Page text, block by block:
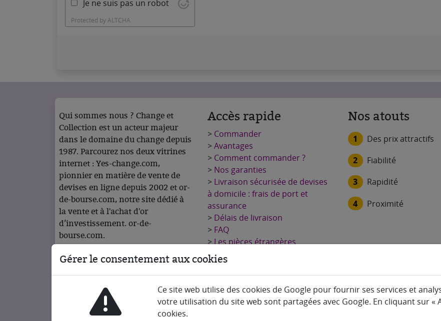
Je ne suis pas un robot
Protected byALTCHA
Qui sommes nous ? Change et
Collection est un acteur majeur
dans le domaine du change depuis
1987. Parcourez nos deux vitrines
internet : Yes-change.com,
pionnier en matière de vente de
devises en ligne depuis 2002 et or-
de-bourse.com, notre site dédié à
la vente et à l'achat d'or
d’investissement. or-de-
bourse.com.
Accès rapide
> Commander
>Avantages
> Comment commander ?
> Nos garanties
> Livraison sécurisée de devises
à domicile : frais de port et
assurance
> Délais de livraison
> FAQ
>Les pièces étrangères
rachetées
>Nos avis clients
>Mentions légales
>Politique de confidentialité
>Politique des cookies
Nos atouts
1
Des prix attractifs
2
Fiabilité
3
Rapidité
4
Proximité
Gérer le consentement aux cookies
Ce site web utilise des cookies de Google pour fournir ses services et
votre utilisation du site web sont partagées avec Google. En cliquant sur «
cookies.